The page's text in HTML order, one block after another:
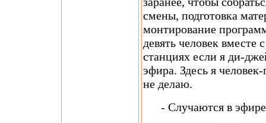
смены, подготовка
монтирование
девять человек
станциях если я ди-
эфира. Здесь я
не делаю.
- Случаются в эфире